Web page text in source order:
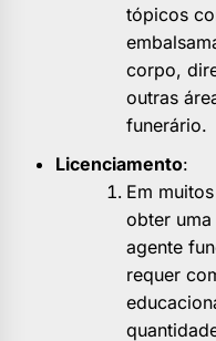
tópicos
corpo,
outras
funerário.
Licenciamento:
Em
obter
agente
requer